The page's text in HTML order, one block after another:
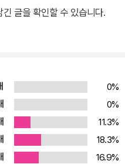
기한다. 한반도의 남쪽 끝인
에 이르기까지 숲을 따라 여
특색 있는 나무와 야생화는 물
등 인간 세상과 어울려 지내
재출간한 것이다. 한층 시원
많은 독자들이 손쉽게 책에
로 목차를 재구성해 그 계절만
치와 지명에 관한 몇몇 오류를
글을 확인할 수 있습니다.
0%
0%
11.3%
18.3%
16.9%